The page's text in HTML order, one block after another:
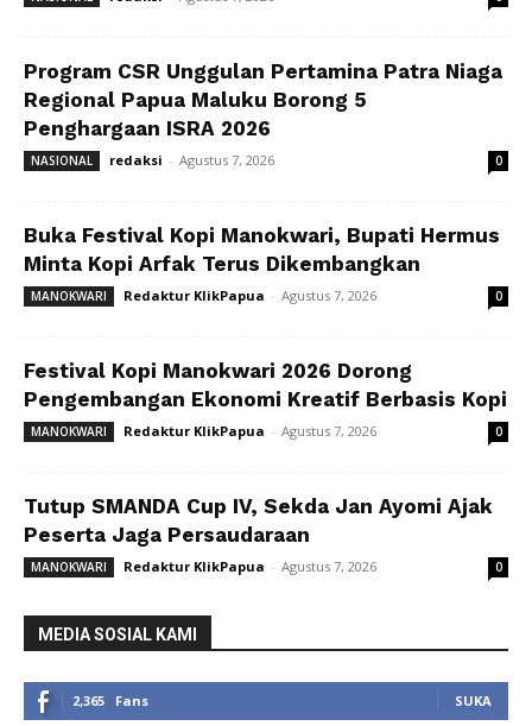
Program CSR Unggulan Pertamina Patra Niaga
Regional Papua Maluku Borong 5
Penghargaan ISRA 2026
NASIONAL redaksi - Agustus 7, 2026 0
Buka Festival Kopi Manokwari, Bupati Hermus
Minta Kopi Arfak Terus Dikembangkan
MANOKWARI Redaktur KlikPapua - Agustus 7, 2026 0
Festival Kopi Manokwari 2026 Dorong
Pengembangan Ekonomi Kreatif Berbasis Kopi
MANOKWARI Redaktur KlikPapua - Agustus 7, 2026 0
Tutup SMANDA Cup IV, Sekda Jan Ayomi Ajak
Peserta Jaga Persaudaraan
MANOKWARI Redaktur KlikPapua - Agustus 7, 2026 0
MEDIA SOSIAL KAMI
2,365 Fans SUKA